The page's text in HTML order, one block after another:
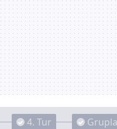
4. Tur